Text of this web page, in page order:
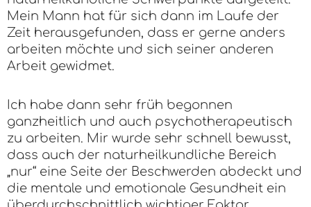
Mein Mann hat für sich dann im Laufe der
Zeit herausgefunden, dass er gerne anders
arbeiten möchte und sich seiner anderen
Arbeit gewidmet.
Ich habe dann sehr früh begonnen
ganzheitlich und auch psychotherapeutisch
zu arbeiten. Mir wurde sehr schnell bewusst,
dass auch der naturheilkundliche Bereich
„nur“ eine Seite der Beschwerden abdeckt und
die mentale und emotionale Gesundheit ein